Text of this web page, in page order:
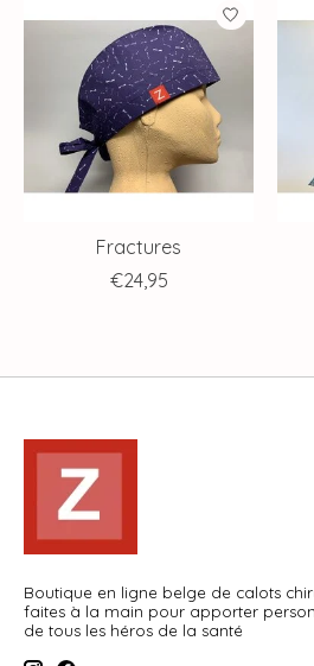
Fractures
€24,95
Boutique en ligne belge de calots
faites à la main pour apporter
de tous les héros de la santé